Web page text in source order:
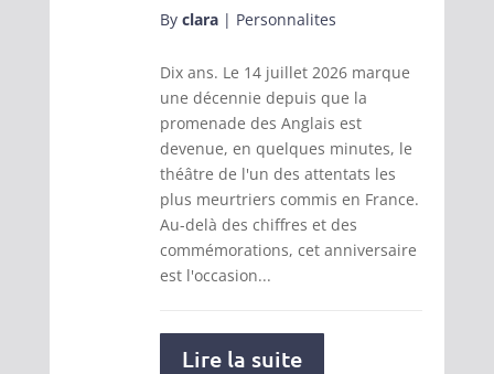
By clara| Personnalites
Dix ans. Le 14 juillet 2026 marque
une décennie depuis que la
promenade des Anglais est
devenue, en quelques minutes, le
théâtre de l'un des attentats les
plus meurtriers commis en France.
Au-delà des chiffres et des
commémorations, cet anniversaire
est l'occasion...
Lire la suite